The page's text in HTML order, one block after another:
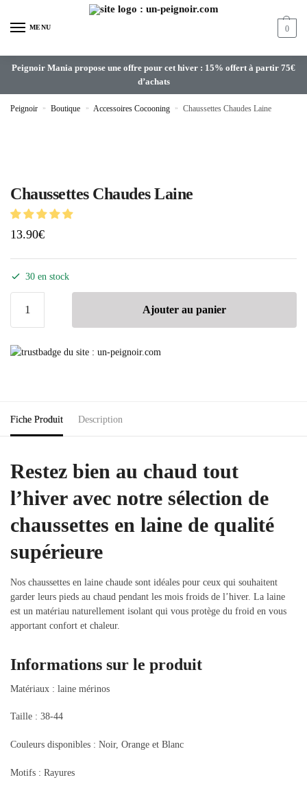
MENU 0
Peignoir Mania propose une offre pour cet hiver : 15% offert à partir 75€
d’achats
Peignoir » Boutique » Accessoires Cocooning » Chaussettes Chaudes Laine
Chaussettes Chaudes Laine
13.90€
30 en stock
Ajouter au panier
Fiche Produit Description
Restez bien au chaud tout
l’hiver avec notre sélection de
chaussettes en laine de qualité
supérieure
Nos chaussettes en laine chaude sont idéales pour ceux qui souhaitent
garder leurs pieds au chaud pendant les mois froids de l’hiver. La laine
est un matériau naturellement isolant qui vous protège du froid en vous
apportant confort et chaleur.
Informations sur le produit
Matériaux : laine mérinos
Taille : 38-44
Couleurs disponibles : Noir, Orange et Blanc
Motifs : Rayures